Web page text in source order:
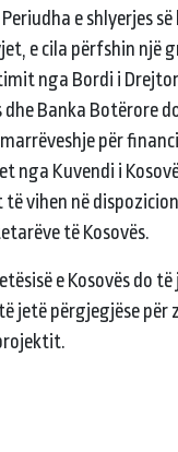
e shlyerjes
e cila përfshin një
nga Bordi i
dhe Banka Botërore
për
nga Kuvendi i
vihen në
të Kosovës.
e Kosovës do
jetë përgjegjëse për